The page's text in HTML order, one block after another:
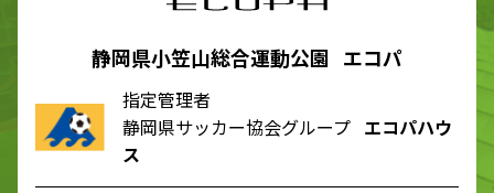
静岡県小笠山総合運動公園 エコパ
指定管理者
静岡県サッカー協会グループ エコパハウ
ス